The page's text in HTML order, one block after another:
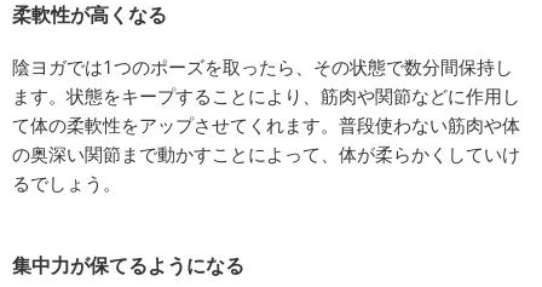
柔軟性が高くなる
陰ヨガでは1つのポーズを取ったら、その状態で数分間保持し
ます。状態をキープすることにより、筋肉や関節などに作用し
て体の柔軟性をアップさせてくれます。普段使わない筋肉や体
の奥深い関節まで動かすことによって、体が柔らかくしていけ
るでしょう。
集中力が保てるようになる